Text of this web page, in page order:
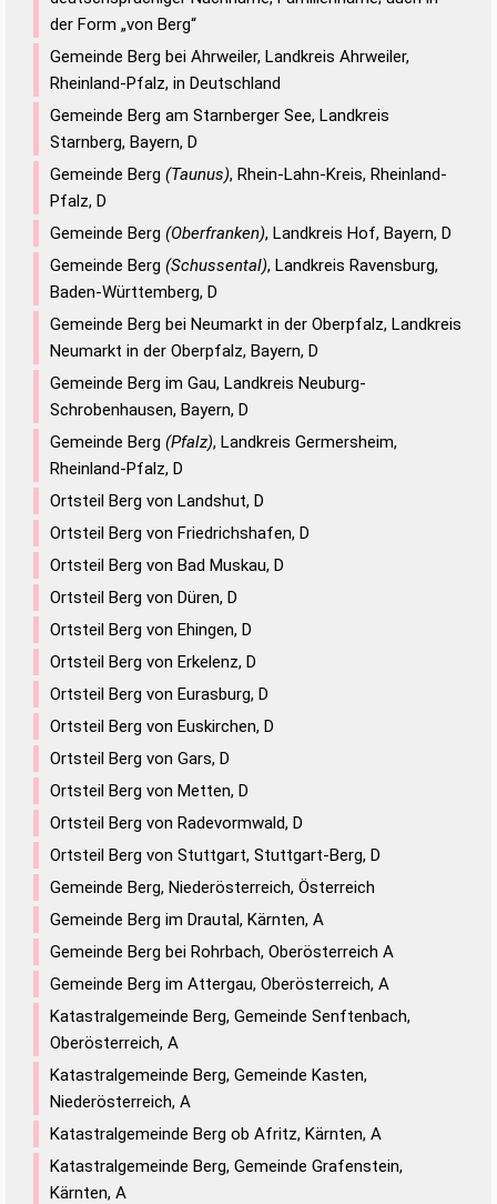
der Form „von Berg“
Gemeinde Berg bei Ahrweiler, Landkreis Ahrweiler,
Rheinland-Pfalz, in Deutschland
Gemeinde Berg am Starnberger See, Landkreis
Starnberg, Bayern, D
Gemeinde Berg (Taunus), Rhein-Lahn-Kreis, Rheinland-
Pfalz, D
Gemeinde Berg (Oberfranken), Landkreis Hof, Bayern, D
Gemeinde Berg (Schussental), Landkreis Ravensburg,
Baden-Württemberg, D
Gemeinde Berg bei Neumarkt in der Oberpfalz, Landkreis
Neumarkt in der Oberpfalz, Bayern, D
Gemeinde Berg im Gau, Landkreis Neuburg-
Schrobenhausen, Bayern, D
Gemeinde Berg (Pfalz), Landkreis Germersheim,
Rheinland-Pfalz, D
Ortsteil Berg von Landshut, D
Ortsteil Berg von Friedrichshafen, D
Ortsteil Berg von Bad Muskau, D
Ortsteil Berg von Düren, D
Ortsteil Berg von Ehingen, D
Ortsteil Berg von Erkelenz, D
Ortsteil Berg von Eurasburg, D
Ortsteil Berg von Euskirchen, D
Ortsteil Berg von Gars, D
Ortsteil Berg von Metten, D
Ortsteil Berg von Radevormwald, D
Ortsteil Berg von Stuttgart, Stuttgart-Berg, D
Gemeinde Berg, Niederösterreich, Österreich
Gemeinde Berg im Drautal, Kärnten, A
Gemeinde Berg bei Rohrbach, Oberösterreich A
Gemeinde Berg im Attergau, Oberösterreich, A
Katastralgemeinde Berg, Gemeinde Senftenbach,
Oberösterreich, A
Katastralgemeinde Berg, Gemeinde Kasten,
Niederösterreich, A
Katastralgemeinde Berg ob Afritz, Kärnten, A
Katastralgemeinde Berg, Gemeinde Grafenstein,
Kärnten, A